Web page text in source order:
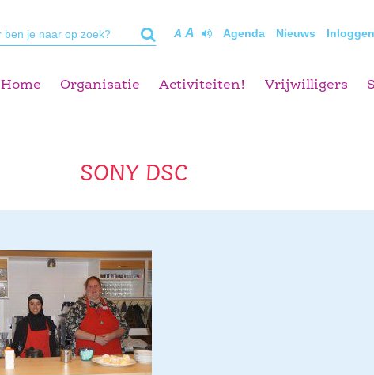
A A Agenda Nieuws Inloggen
Home Organisatie Activiteiten! Vrijwilligers
SONY DSC